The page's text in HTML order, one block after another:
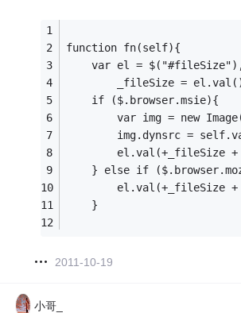
function fn(self){
var el =
_fileSize =
	if ($.browser.msie){
var img = new
img.dynsrc =
el.val(+_fileSize
} else if
	}
2011-10-19
小哥_